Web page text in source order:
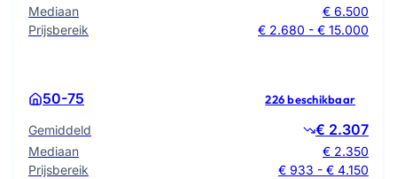
Mediaan
€ 6.500
Prijsbereik
€ 2.680 - € 15.000
50-75 226 beschikbaar
Gemiddeld € 2.307
Mediaan
€ 2.350
Prijsbereik
€ 933 - € 4.150